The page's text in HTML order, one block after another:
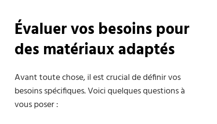
Évaluer vos besoins pour
des matériaux adaptés
Avant toute chose, il est crucial de définir vos
besoins spécifiques. Voici quelques questions à
vous poser :